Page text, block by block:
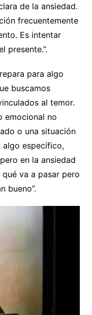
de la ansiedad.
frecuentemente
Es intentar
presente.”.
para algo
buscamos
al temor.
emocional no
o una situación
algo específico,
en la ansiedad
va a pasar pero
bueno”.